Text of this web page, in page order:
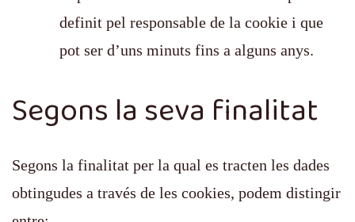
definit pel responsable de la cookie i que
pot ser d’uns minuts fins a alguns anys.
Segons la seva finalitat
Segons la finalitat per la qual es tracten les dades
obtingudes a través de les cookies, podem distingir